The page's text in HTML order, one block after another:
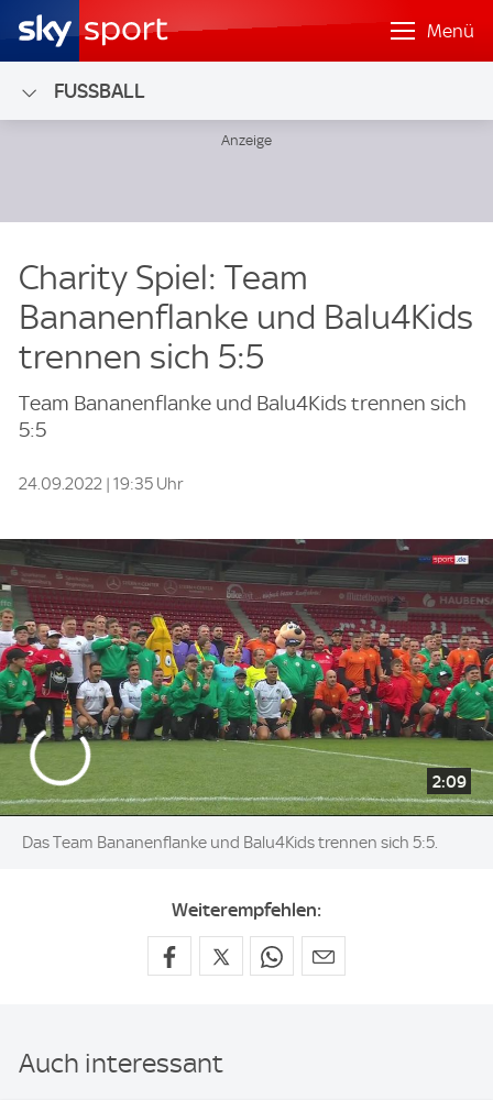
Menü
FUSSBALL
Charity Spiel: Team
Bananenflanke und Balu4Kids
trennen sich 5:5
Team Bananenflanke und Balu4Kids trennen sich
5:5
24.09.2022 | 19:35 Uhr
2:09
Das Team Bananenflanke und Balu4Kids trennen sich 5:5.
Weiterempfehlen:
Auch interessant